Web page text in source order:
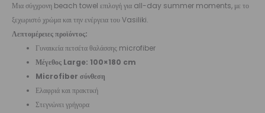
Μια σύγχρονη beach towel επιλογή για all-day summer moments, με το
ξεχωριστό χρώμα και την ενέργεια του Vasiliki.
Λεπτομέρειες προϊόντος:
Γυναικεία πετσέτα θαλάσσης microfiber
Μέγεθος Large: 100×180 cm
Microfiber σύνθεση
Ελαφριά και πρακτική
Στεγνώνει γρήγορα